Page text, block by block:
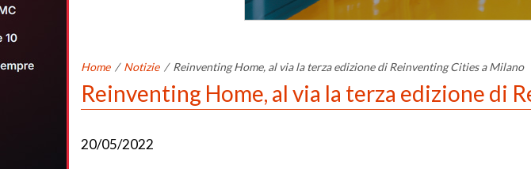
Home / Notizie / Reinventing Home, al via la terza edizione di Reinventing Cities a Milano
Reinventing Home, al via la terza edizione di
20/05/2022